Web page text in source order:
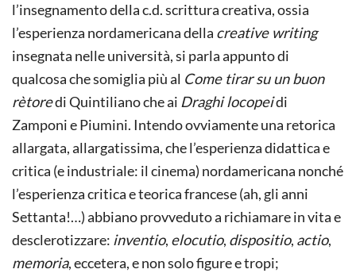
l’insegnamento della c.d. scrittura creativa, ossia
l’esperienza nordamericana della creative writing
insegnata nelle università, si parla appunto di
qualcosa che somiglia più al Come tirar su un buon
rètoredi Quintiliano che ai Draghi locopeidi
Zamponi e Piumini. Intendo ovviamente una retorica
allargata, allargatissima, che l’esperienza didattica e
critica (e industriale: il cinema) nordamericana nonché
l’esperienza critica e teorica francese (ah, gli anni
Settanta!…) abbiano provveduto a richiamare in vita e
desclerotizzare: inventio, elocutio, dispositio, actio,
memoria, eccetera, e non solo figure e tropi;